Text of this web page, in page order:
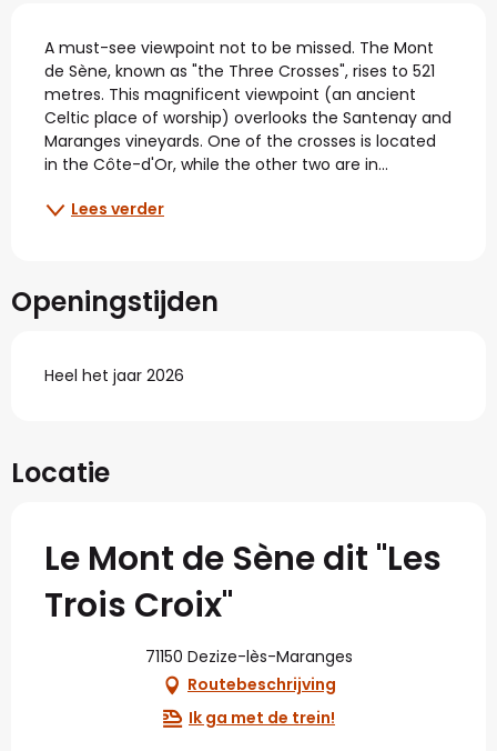
Beschrijving
A must-see viewpoint not to be missed. The Mont
de Sène, known as "the Three Crosses", rises to 521
metres. This magnificent viewpoint (an ancient
Celtic place of worship) overlooks the Santenay and
Maranges vineyards. One of the crosses is located
in the Côte-d'Or, while the other two are in...
Lees verder
Openingstijden
Heel het jaar 2026
Locatie
Le Mont de Sène dit "Les
Trois Croix"
71150 Dezize-lès-Maranges
Routebeschrijving
Ik ga met de trein!